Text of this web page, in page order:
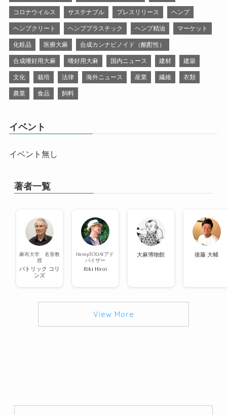
コロナウイルス サステナブル プレスリリース ヘンプ
ヘンプクリート ヘンププラスチック ヘンプ精油 マーケット
化粧品 医療大麻 合成カンナビノイド（酩酊性）
合成嗜好用大麻 嗜好用大麻 国内ニュース 建材 建築
文化 栽培 法律 海外ニュース 産業 繊維 衣類
農業 食品 飼料
イベント
イベント無し
著者一覧
麻布大学 名誉教
授
パトリック コリ
ンズ
HempTODAYアド
バイザー
Riki Hiroi
大麻博物館 後藤 大輔
View More